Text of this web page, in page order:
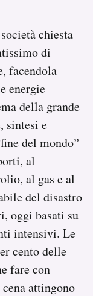
chiesta
di
facendola
energie
della grande
sintesi e
del mondoˮ
al
al gas e al
del disastro
oggi basati su
intensivi. Le
cento delle
fare con
attingono